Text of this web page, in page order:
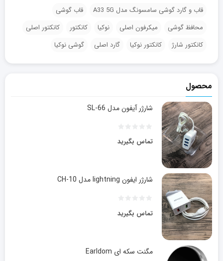
قاب و گارد گوشی سامسونگ مدل A33 5G
قاب گوشی
محافظ گوشی
میکرفون اصلی نوکیا کانکتور
کانکتور اصلی
کانکتور شارژ
کانکتور نوکیا گارد اصلی گوشی نوکیا
محصول
شارژر آیفون مدل SL-66
تماس بگیرید
شارژر ایفون lightning مدل CH-10
تماس بگیرید
مگنت سکه ای Earldom